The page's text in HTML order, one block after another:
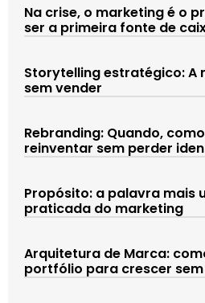
Na crise, o marketing é o
ser a primeira fonte de
Storytelling estratégico: A
sem vender
Rebranding: Quando,
reinventar sem perder
Propósito: a palavra mais
praticada do marketing
Arquitetura de Marca:
portfólio para crescer